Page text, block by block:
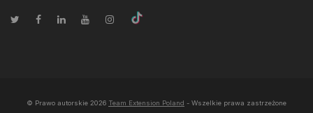
© Prawo autorskie 2026 Team Extension Poland - Wszelkie prawa zastrzeżone